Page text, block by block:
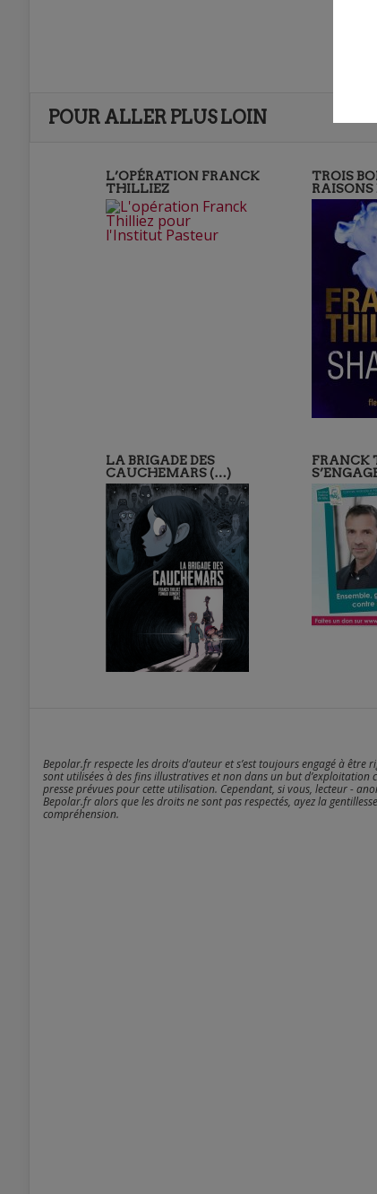
POUR ALLER PLUS LOIN
L’OPÉRATION FRANCK
THILLIEZ
TROIS
LA BRIGADE DES
CAUCHEMARS (…)
FRANCK
Bepolar.fr respecte les droits d’auteur et s’est toujours engagé à
sont utilisées à des fins illustratives et non dans un but d’exploitation
presse prévues pour cette utilisation. Cependant, si vous, lecteur -
Bepolar.fr alors que les droits ne sont pas respectés, ayez la
compréhension.